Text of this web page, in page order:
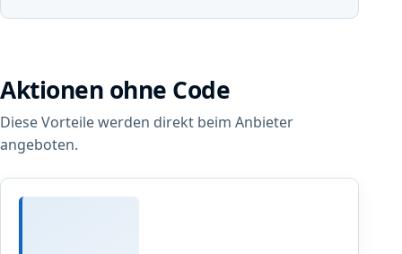
Aktionen ohne Code
Diese Vorteile werden direkt beim Anbieter
angeboten.